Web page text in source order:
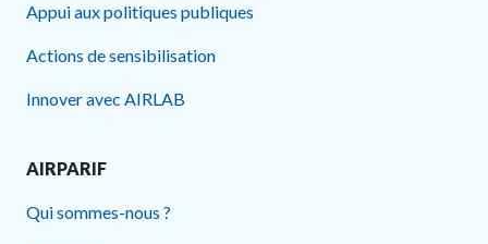
Appui aux politiques publiques
Actions de sensibilisation
Innover avec AIRLAB
AIRPARIF
Qui sommes-nous ?